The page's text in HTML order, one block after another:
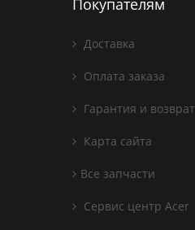
Покупателям
Доставка
Оплата заказа
Гарантия и возврат
Карта сайта
Все запчасти
Сервис центр Acer